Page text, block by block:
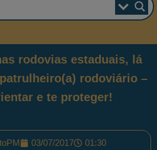
rodovias estaduais, lá
rodoviário –
e te proteger!
03/07/2017
01:30